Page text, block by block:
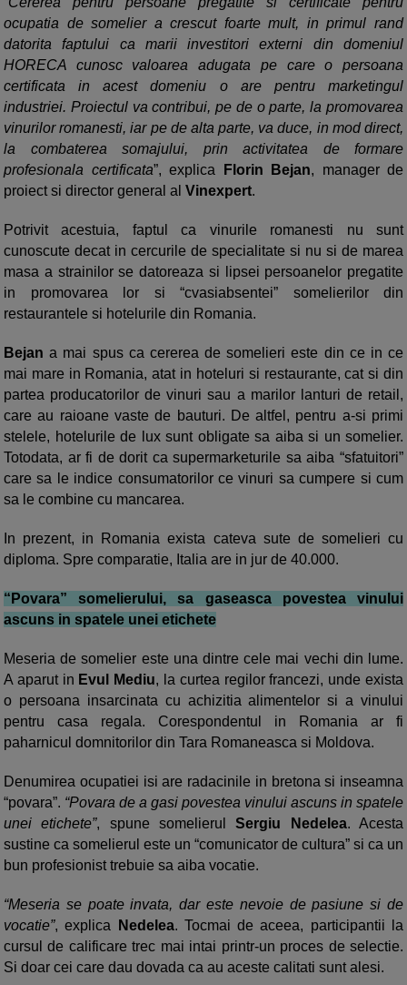
ocupatia de somelier a crescut foarte mult, in primul rand
datorita faptului ca marii investitori externi din domeniul
HORECA cunosc valoarea adugata pe care o persoana
certificata in acest domeniu o are pentru marketingul
industriei. Proiectul va contribui, pe de o parte, la promovarea
vinurilor romanesti, iar pe de alta parte, va duce, in mod direct,
la combaterea somajului, prin activitatea de formare
profesionala certificata”, explica Florin Bejan, manager de
proiect si director general al Vinexpert.
Potrivit acestuia, faptul ca vinurile romanesti nu sunt
cunoscute decat in cercurile de specialitate si nu si de marea
masa a strainilor se datoreaza si lipsei persoanelor pregatite
in promovarea lor si “cvasiabsentei” somelierilor din
restaurantele si hotelurile din Romania.
Bejan a mai spus ca cererea de somelieri este din ce in ce
mai mare in Romania, atat in hoteluri si restaurante, cat si din
partea producatorilor de vinuri sau a marilor lanturi de retail,
care au raioane vaste de bauturi. De altfel, pentru a-si primi
stelele, hotelurile de lux sunt obligate sa aiba si un somelier.
Totodata, ar fi de dorit ca supermarketurile sa aiba “sfatuitori”
care sa le indice consumatorilor ce vinuri sa cumpere si cum
sa le combine cu mancarea.
In prezent, in Romania exista cateva sute de somelieri cu
diploma. Spre comparatie, Italia are in jur de 40.000.
“Povara” somelierului, sa gaseasca povestea vinului
ascuns in spatele unei etichete
Meseria de somelier este una dintre cele mai vechi din lume.
A aparut in Evul Mediu, la curtea regilor francezi, unde exista
o persoana insarcinata cu achizitia alimentelor si a vinului
pentru casa regala. Corespondentul in Romania ar fi
paharnicul domnitorilor din Tara Romaneasca si Moldova.
Denumirea ocupatiei isi are radacinile in bretona si inseamna
“povara”. “Povara de a gasi povestea vinului ascuns in spatele
unei etichete”, spune somelierulSergiu Nedelea. Acesta
sustine ca somelierul este un “comunicator de cultura” si ca un
bun profesionist trebuie sa aiba vocatie.
“Meseria se poate invata, dar este nevoie de pasiune si de
vocatie”, explica Nedelea. Tocmai de aceea, participantii la
cursul de calificare trec mai intai printr-un proces de selectie.
Si doar cei care dau dovada ca au aceste calitati sunt alesi.